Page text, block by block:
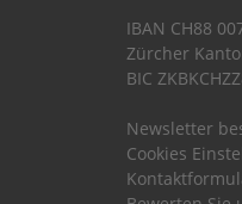
IBAN CH88
Zürcher
BIC
Newsletter
Cookies